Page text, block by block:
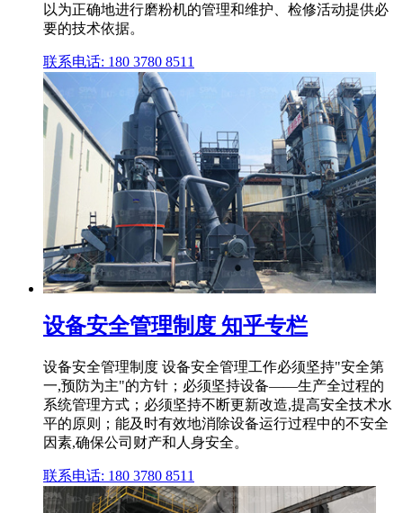
以为正确地进行磨粉机的管理和维护、检修活动提供必
要的技术依据。
联系电话: 180 3780 8511
设备安全管理制度 知乎专栏
设备安全管理制度 设备安全管理工作必须坚持"安全第
一,预防为主"的方针；必须坚持设备——生产全过程的
系统管理方式；必须坚持不断更新改造,提高安全技术水
平的原则；能及时有效地消除设备运行过程中的不安全
因素,确保公司财产和人身安全。
联系电话: 180 3780 8511